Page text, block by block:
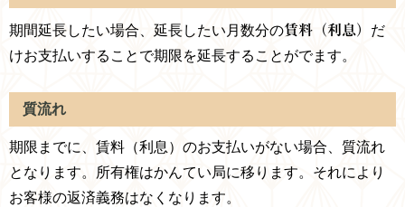
期間延長したい場合、延長したい月数分の賃料（利息） だ
けお支払いすることで期限を延長することがでます。
質流れ
期限までに、賃料（利息）のお支払いがない場合、質流れ
となります。所有権はかんてい局に移ります。それにより
お客様の返済義務はなくなります。